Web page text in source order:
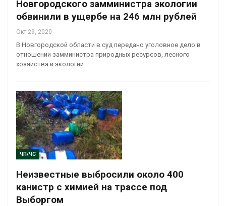
Новгородского замминистра экологии
обвинили в ущербе на 246 млн рублей
Окт 29, 2020
В Новгородской области в суд передано уголовное дело в
отношении замминистра природных ресурсов, лесного
хозяйства и экологии.
ЧП/ЧС
Неизвестные выбросили около 400
канистр с химией на трассе под
Выборгом